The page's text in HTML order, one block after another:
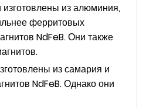
из алюминия,
ферритовых
NdFeB. Они также
из самария и
NdFeB. Однако они